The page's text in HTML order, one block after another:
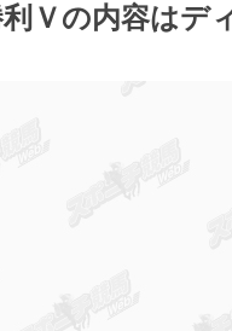
利Ｖの内容は